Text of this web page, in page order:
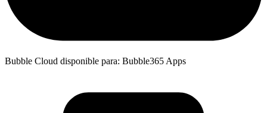
Bubble Cloud disponible para: Bubble365 Apps